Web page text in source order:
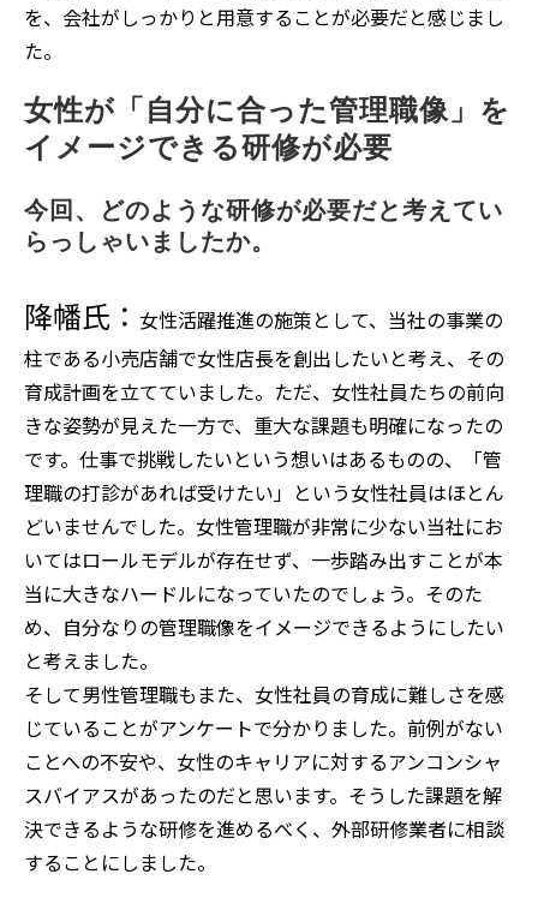
を、会社がしっかりと用意することが必要だと感じまし
た。
女性が「自分に合った管理職像」を
イメージできる研修が必要
今回、どのような研修が必要だと考えてい
らっしゃいましたか。
降幡氏： 女性活躍推進の施策として、当社の事業の
柱である小売店舗で女性店長を創出したいと考え、その
育成計画を立てていました。ただ、女性社員たちの前向
きな姿勢が見えた一方で、重大な課題も明確になったの
です。仕事で挑戦したいという想いはあるものの、「管
理職の打診があれば受けたい」という女性社員はほとん
どいませんでした。女性管理職が非常に少ない当社にお
いてはロールモデルが存在せず、一歩踏み出すことが本
当に大きなハードルになっていたのでしょう。そのた
め、自分なりの管理職像をイメージできるようにしたい
と考えました。
そして男性管理職もまた、女性社員の育成に難しさを感
じていることがアンケートで分かりました。前例がない
ことへの不安や、女性のキャリアに対するアンコンシャ
スバイアスがあったのだと思います。そうした課題を解
決できるような研修を進めるべく、外部研修業者に相談
することにしました。